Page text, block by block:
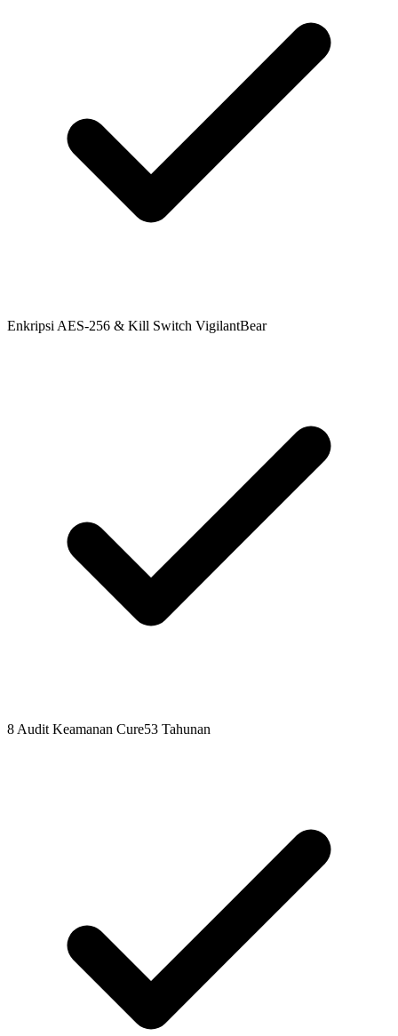
Enkripsi AES-256 & Kill Switch VigilantBear
8 Audit Keamanan Cure53 Tahunan